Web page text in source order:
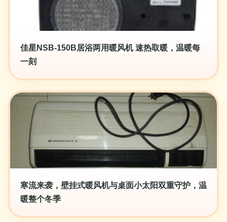
佳星NSB-150B居浴两用暖风机 速热取暖，温暖每
一刻
寒流来袭，壁挂式暖风机与桌面小太阳双重守护，温
暖整个冬季